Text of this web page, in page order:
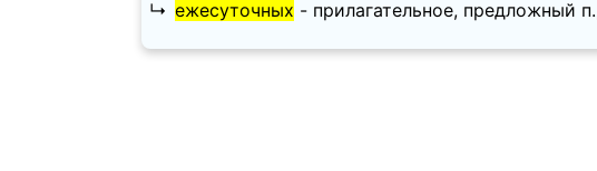
↳ ежесуточных - прилагательное, предложный